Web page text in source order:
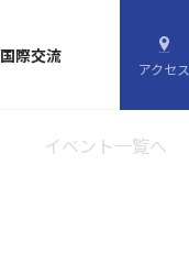
国際交流
アクセス
イベント一覧へ